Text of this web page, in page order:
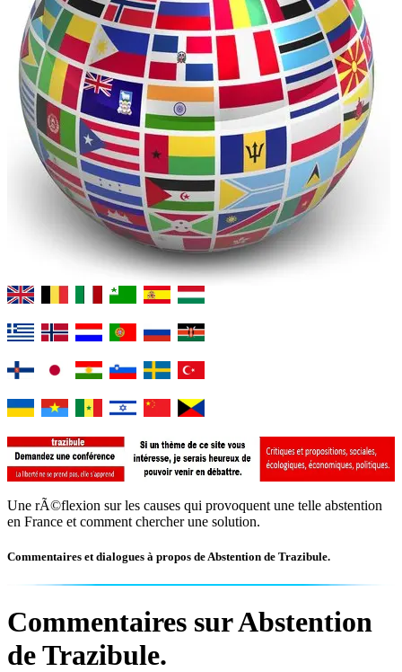
Une rÃ©flexion sur les causes qui provoquent une telle abstention
en France et comment chercher une solution.
Commentaires et dialogues à propos de Abstention de Trazibule.
Commentaires sur Abstention
de Trazibule.